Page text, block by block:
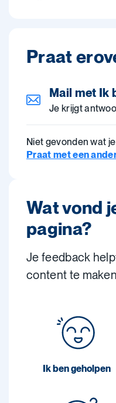
Praat
Mail met Ik
Je krijgt
Niet gevonden wat
Praat met een
Wat vond
pagina?
Je feedback
content te
Ik ben geholpen